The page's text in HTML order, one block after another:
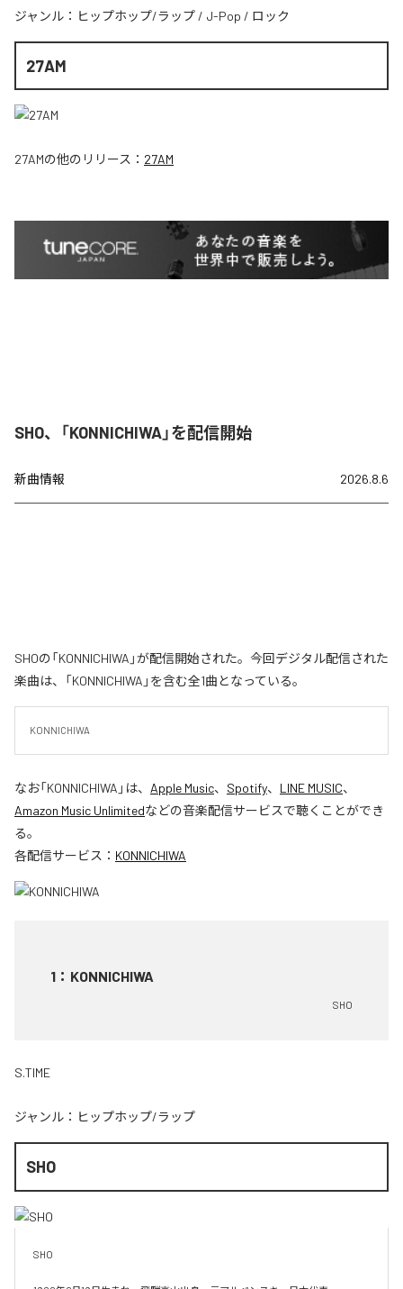
ジャンル： ヒップホップ/ラップ / J-Pop / ロック
27AM
27AMの他のリリース： 27AM
SHO、「KONNICHIWA」を配信開始
新曲情報 2026.8.6
SHOの「KONNICHIWA」が配信開始された。今回デジタル配信された
楽曲は、「KONNICHIWA」を含む全1曲となっている。
KONNICHIWA
なお「KONNICHIWA 」は、 Apple Music、 Spotify、 LINE MUSIC、
Amazon Music Unlimitedなどの音楽配信サービスで聴くことができ
る。
各配信サービス： KONNICHIWA
1 ： KONNICHIWA
SHO
S.TIME
ジャンル： ヒップホップ/ラップ
SHO
SHO